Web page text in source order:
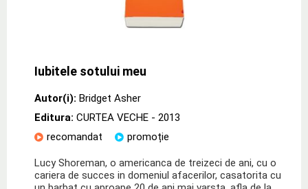
Iubitele sotului meu
Autor(i): Bridget Asher
Editura: CURTEA VECHE - 2013
recomandat
promoție
Lucy Shoreman, o americanca de treizeci de ani, cu o
cariera de succes in domeniul afacerilor, casatorita cu